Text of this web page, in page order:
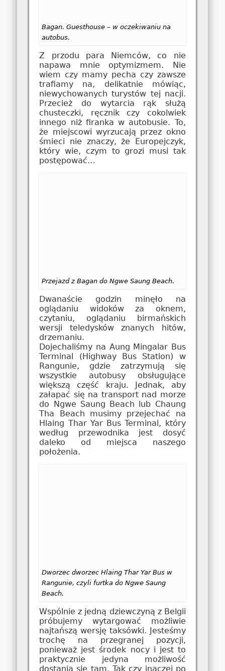
Bagan. Guesthouse – w oczekiwaniu na
autobus.
Z przodu para Niemców, co nie
napawa mnie optymizmem. Nie
wiem czy mamy pecha czy zawsze
trafiamy na, delikatnie mówiąc,
niewychowanych turystów tej nacji.
Przecież do wytarcia rąk służą
chusteczki, ręcznik czy cokolwiek
innego niż firanka w autobusie. To,
że miejscowi wyrzucają przez okno
śmieci nie znaczy, że Europejczyk,
który wie, czym to grozi musi tak
postępować…
Przejazd z Bagan do Ngwe Saung Beach.
Dwanaście godzin minęło na
oglądaniu widoków za oknem,
czytaniu, oglądaniu birmańskich
wersji teledysków znanych hitów,
drzemaniu.
Dojechaliśmy na Aung Mingalar Bus
Terminal (Highway Bus Station) w
Rangunie, gdzie zatrzymują się
wszystkie autobusy obsługujące
większą część kraju. Jednak, aby
załapać się na transport nad morze
do Ngwe Saung Beach lub Chaung
Tha Beach musimy przejechać na
Hlaing Thar Yar Bus Terminal, który
według przewodnika jest dosyć
daleko od miejsca naszego
położenia.
Dworzec dworzec Hlaing Thar Yar Bus w
Rangunie, czyli furtka do Ngwe Saung
Beach.
Wspólnie z jedną dziewczyną z Belgii
próbujemy wytargować możliwie
najtańszą wersję taksówki. Jesteśmy
trochę na przegranej pozycji,
ponieważ jest środek nocy i jest to
praktycznie jedyna możliwość
dostania się tam. Tak czy inaczej po